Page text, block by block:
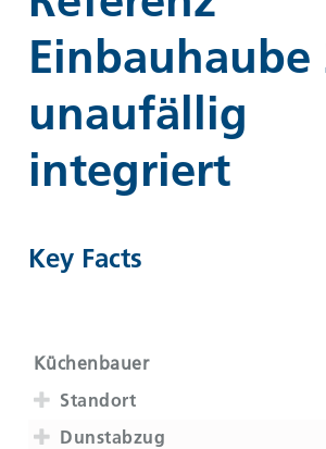
Einbauhaube
unaufällig
integriert
Key Facts
Küchenbauer
Standort
Dunstabzug